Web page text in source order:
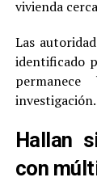
vivienda
Las
identificado
investigación.
Hallan
con